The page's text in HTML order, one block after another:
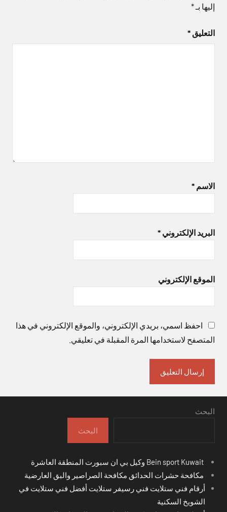
إليها بـ*
التعليق *
الاسم *
البريد الإلكتروني *
الموقع الإلكتروني
احفظ اسمي، بريدي الإلكتروني، والموقع الإلكتروني في هذا
المتصفح لاستخدامها المرة المقبلة في تعليقي.
البحث
البحث
مكافحة حشرات الحدائق مكافحة الصراصير والبق العارضية
أرقام فني ستلايت فني رسيفر ستلايت أفضل فني ستلايت في
الشويخ السكنية